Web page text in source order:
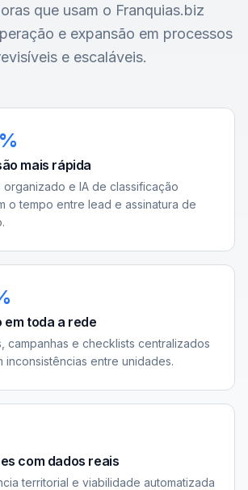
que usam o Franquias.biz
e expansão em processos
e escaláveis.
mais rápida
organizado e IA de classificação
o tempo entre lead e assinatura de
em toda a rede
campanhas e checklists centralizados
inconsistências entre unidades.
com dados reais
territorial e viabilidade automatizada